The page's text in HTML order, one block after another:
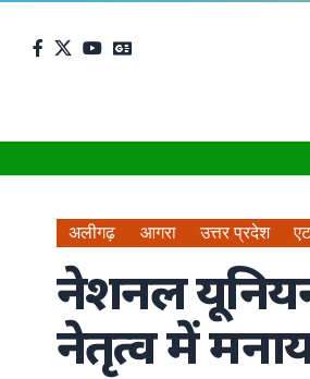
अलीगढ़ आगरा उत्तर प्रदेश
नेशनल
नेतृत्व में